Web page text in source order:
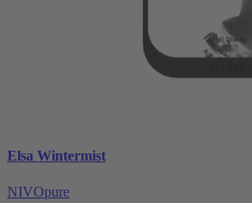
Elsa Wintermist
NIVOpure